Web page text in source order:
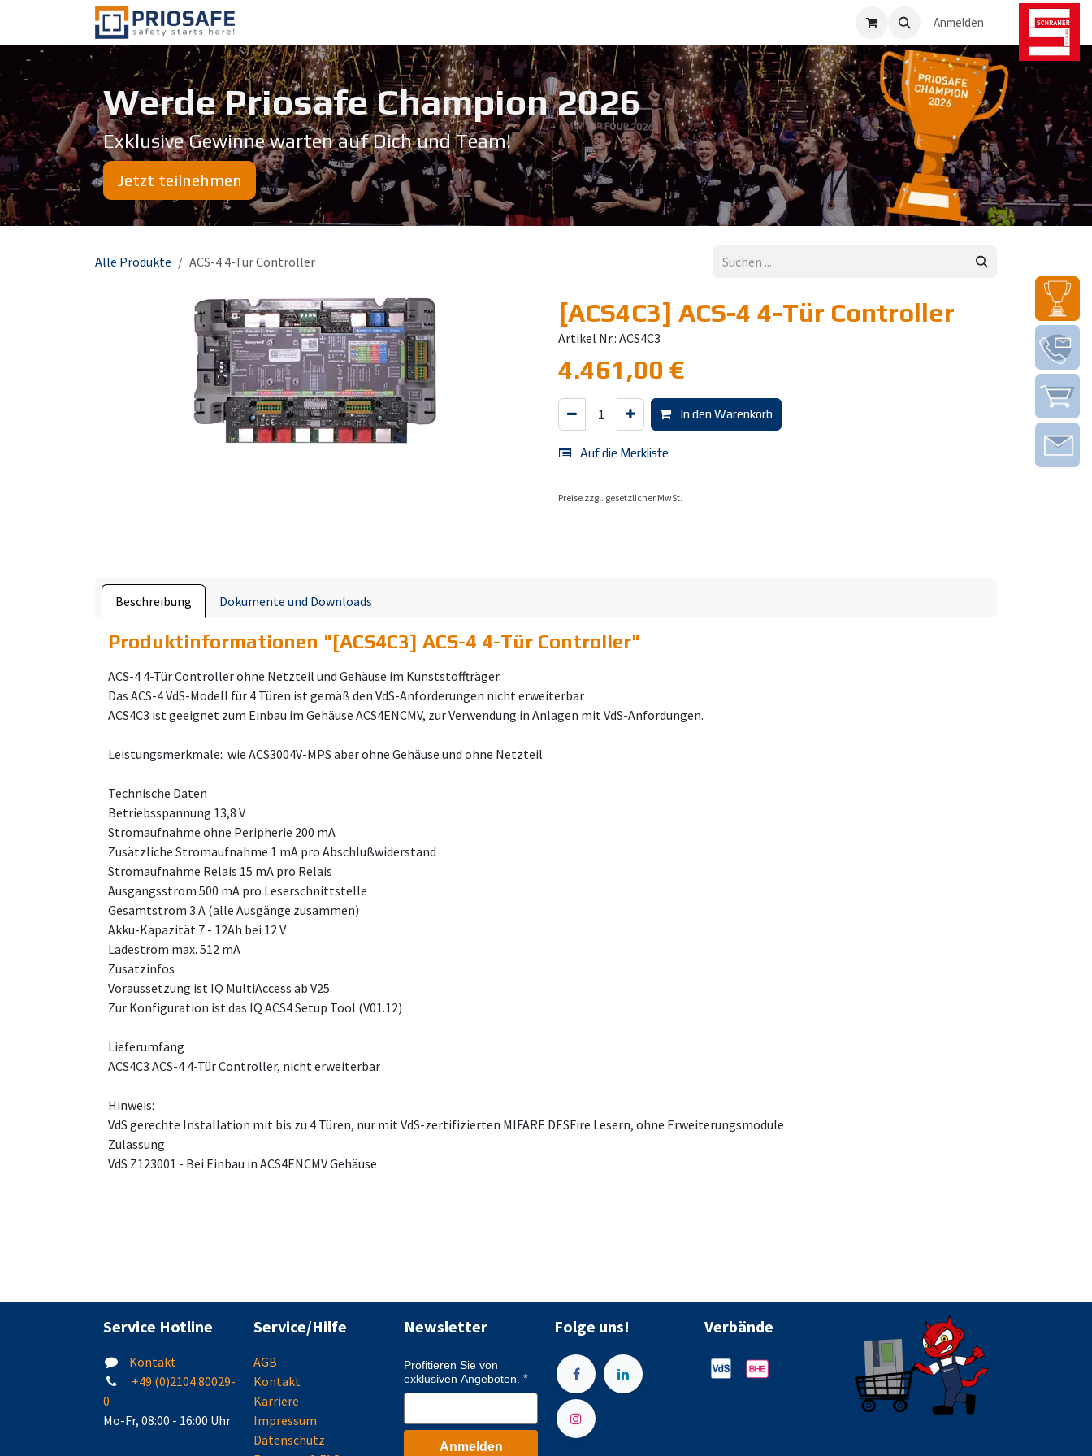
Zum Inhalt springen
Anmelden
Jetzt teilnehmen
Werde Priosafe Champion 20​26
Exklusive Gewinne warten auf Dich und Team!
Alle Produkte ACS-4 4-Tür Controller
[ACS4C3] ACS-4 4-Tür Controller
Artikel Nr.: ACS4C3
4.461,00 €
In den Warenkorb
Auf die Merkliste
Preise zzgl. gesetzlicher MwSt.
Beschreibung Dokumente und Downloads
Produktinformationen "[ACS4C3] ACS-4 4-Tür Controller"
ACS-4 4-Tür Controller ohne Netzteil und Gehäuse im Kunststoffträger.
Das ACS-4 VdS-Modell für 4 Türen ist gemäß den VdS-Anforderungen nicht erweiterbar
ACS4C3 ist geeignet zum Einbau im Gehäuse ACS4ENCMV, zur Verwendung in Anlagen mit VdS-Anfordungen.
Leistungsmerkmale: wie ACS3004V-MPS aber ohne Gehäuse und ohne Netzteil
Technische Daten
Betriebsspannung 13,8 V
Stromaufnahme ohne Peripherie 200 mA
Zusätzliche Stromaufnahme 1 mA pro Abschlußwiderstand
Stromaufnahme Relais 15 mA pro Relais
Ausgangsstrom 500 mA pro Leserschnittstelle
Gesamtstrom 3 A (alle Ausgänge zusammen)
Akku-Kapazität 7 - 12Ah bei 12 V
Ladestrom max. 512 mA
Zusatzinfos
Voraussetzung ist IQ MultiAccess ab V25.
Zur Konfiguration ist das IQ ACS4 Setup Tool (V01.12)
Lieferumfang
ACS4C3 ACS-4 4-Tür Controller, nicht erweiterbar
Hinweis:
VdS gerechte Installation mit bis zu 4 Türen, nur mit VdS-zertifizierten MIFARE DESFire Lesern, ohne Erweiterungsmodule
Zulassung
VdS Z123001 - Bei Einbau in ACS4ENCMV Gehäuse
Service Hotline
Kontakt
+49 (0)2104 80029-
0
Mo-Fr, 08:00 - 16:00 Uhr
Service/Hilfe
AGB
Kontakt
Karriere
Impressum
Datenschutz
Newsletter
Profitieren Sie von
exklusiven Angeboten.
Anmelden
Folge uns! Verbände